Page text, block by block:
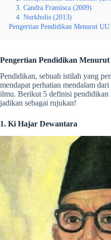
3. Candra Fransisca (2009)
4. Nurkholis (2013)
Pengertian Pendidikan Menurut
Pengertian Pendidikan
Pendidikan, sebuah istilah yang
mendapat perhatian mendalam
ilmu. Berikut 5 definisi pendidikan
jadikan sebagai rujukan!
1. Ki Hajar Dewantara